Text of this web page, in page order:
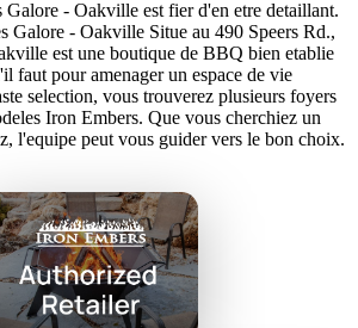
Galore - Oakville est fier d'en etre detaillant.
Galore - Oakville Situe au 490 Speers Rd.,
est une boutique de BBQ bien etablie
faut pour amenager un espace de vie
selection, vous trouverez plusieurs foyers
Iron Embers. Que vous cherchiez un
l'equipe peut vous guider vers le bon choix.